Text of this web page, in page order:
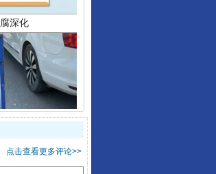
点击查看更多评论>>